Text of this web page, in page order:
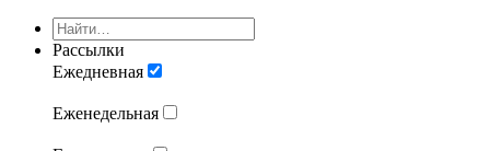
Рассылки
Ежедневная
Еженедельная